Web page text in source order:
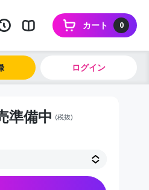
0
カート
ログイン
準備中 (税抜)